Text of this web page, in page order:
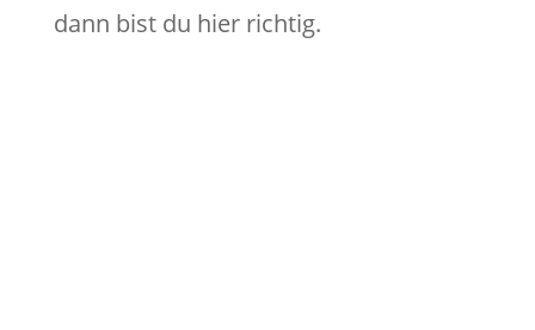
dann bist du hier richtig.